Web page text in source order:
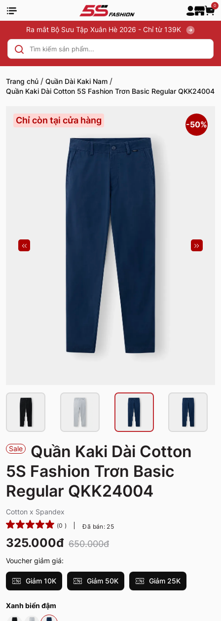
0
Ra mắt Bộ Sưu Tập Xuân Hè 2026 - Chỉ từ 139K
Trang chủ / Quần Dài Kaki Nam /
Quần Kaki Dài Cotton 5S Fashion Trơn Basic Regular QKK24004
Chỉ còn tại cửa hàng -50%
Sale
Quần Kaki Dài Cotton
5S Fashion Trơn Basic
Regular QKK24004
Cotton x Spandex
(0 ) Đã bán: 25
325.000đ 650.000đ
Voucher giảm giá:
Giảm 10K Giảm 50K Giảm 25K
Xanh biển đậm